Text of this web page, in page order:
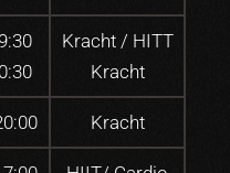
Kracht / HITT
Kracht
Kracht